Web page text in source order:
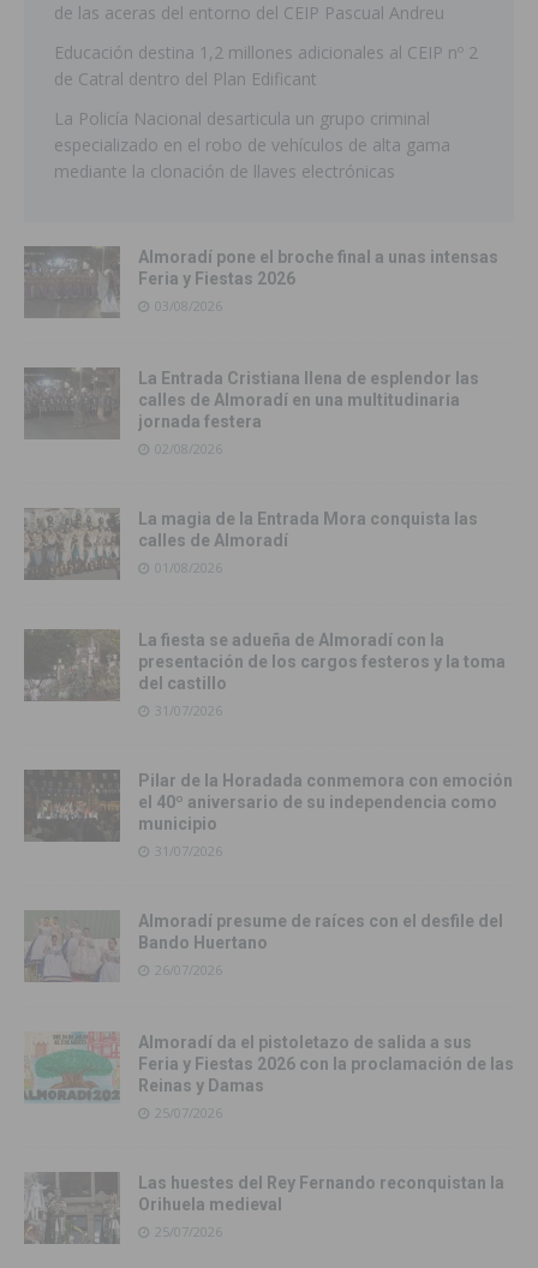
de las aceras del entorno del CEIP Pascual Andreu
Educación destina 1,2 millones adicionales al CEIP nº 2
de Catral dentro del Plan Edificant
La Policía Nacional desarticula un grupo criminal
especializado en el robo de vehículos de alta gama
mediante la clonación de llaves electrónicas
Almoradí pone el broche final a unas intensas
Feria y Fiestas 2026
03/08/2026
La Entrada Cristiana llena de esplendor las
calles de Almoradí en una multitudinaria
jornada festera
02/08/2026
La magia de la Entrada Mora conquista las
calles de Almoradí
01/08/2026
La fiesta se adueña de Almoradí con la
presentación de los cargos festeros y la toma
del castillo
31/07/2026
Pilar de la Horadada conmemora con emoción
el 40º aniversario de su independencia como
municipio
31/07/2026
Almoradí presume de raíces con el desfile del
Bando Huertano
26/07/2026
Almoradí da el pistoletazo de salida a sus
Feria y Fiestas 2026 con la proclamación de las
Reinas y Damas
25/07/2026
Las huestes del Rey Fernando reconquistan la
Orihuela medieval
25/07/2026